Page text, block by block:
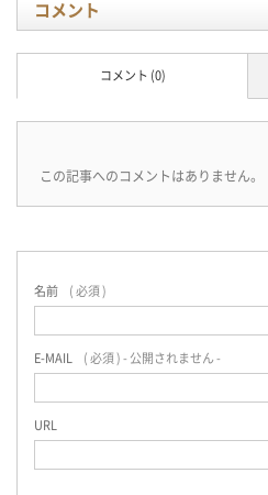
コメント
コメント (0)
この記事へのコメントはありません。
名前 ( 必須 )
E-MAIL ( 必須 ) - 公開されません -
URL